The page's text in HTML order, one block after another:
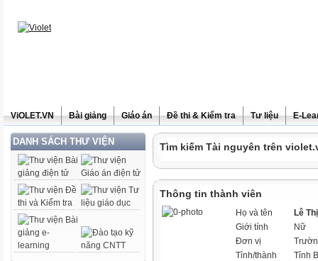
ViOLET.VN Bài giảng Giáo án Đề thi & Kiểm tra Tư liệu E-
DANH SÁCH THƯ VIỆN Tìm kiếm Tài nguyên trên
Thông tin thành viên
Họ và tên
Lê
Giới tính
Nữ
Đơn vị
Tỉnh/thành
Tỉnh